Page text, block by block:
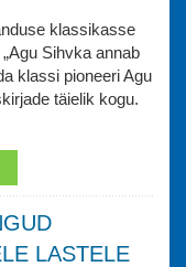
klassikasse
Sihvka annab
klassi pioneeri Agu
täielik kogu.
LASTELE